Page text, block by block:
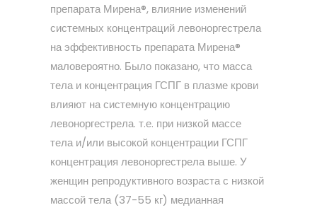
препарата Мирена®, влияние изменений
системных концентраций левоноргестрела
на эффективность препарата Мирена®
маловероятно. Было показано, что масса
тела и концентрация ГСПГ в плазме крови
влияют на системную концентрацию
левоноргестрела. т.е. при низкой массе
тела и/или высокой концентрации ГСПГ
концентрация левоноргестрела выше. У
женщин репродуктивного возраста с низкой
массой тела (37-55 кг) медианная